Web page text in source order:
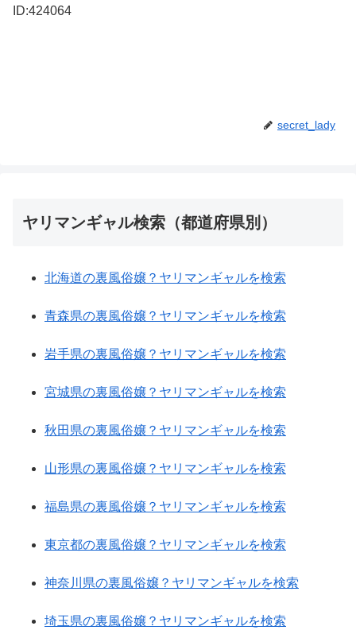
ID:424064
secret_lady
ヤリマンギャル検索（都道府県別）
北海道の裏風俗嬢？ヤリマンギャルを検索
青森県の裏風俗嬢？ヤリマンギャルを検索
岩手県の裏風俗嬢？ヤリマンギャルを検索
宮城県の裏風俗嬢？ヤリマンギャルを検索
秋田県の裏風俗嬢？ヤリマンギャルを検索
山形県の裏風俗嬢？ヤリマンギャルを検索
福島県の裏風俗嬢？ヤリマンギャルを検索
東京都の裏風俗嬢？ヤリマンギャルを検索
神奈川県の裏風俗嬢？ヤリマンギャルを検索
埼玉県の裏風俗嬢？ヤリマンギャルを検索